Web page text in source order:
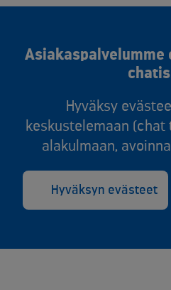
Hyväksy
keskustelemaan (chat
alakulmaan,
Hyväksyn evästeet